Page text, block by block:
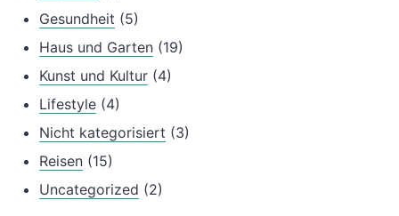
Gesundheit (5)
Haus und Garten (19)
Kunst und Kultur (4)
Lifestyle (4)
Nicht kategorisiert (3)
Reisen (15)
Uncategorized (2)